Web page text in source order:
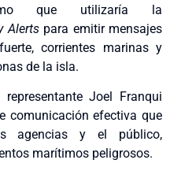
que utilizaría la
Alertspara emitir mensajes
corrientes marinas y
de la isla.
Joel Franqui
comunicación efectiva que
agencias y el público,
marítimos peligrosos.